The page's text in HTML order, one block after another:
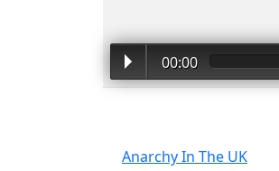
00:00
Anarchy In The UK